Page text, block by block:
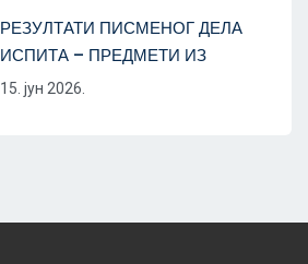
РЕЗУЛТАТИ ПИСМЕНОГ ДЕЛА
ИСПИТА – ПРЕДМЕТИ ИЗ
15. јун 2026.